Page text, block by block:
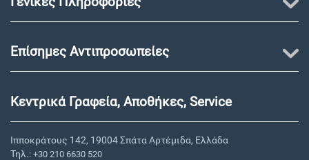
Επίσημες Αντιπροσωπείες
Κεντρικά Γραφεία, Αποθήκες, Service
Ιπποκράτους 142, 19004 Σπάτα Αρτέμιδα, Ελλάδα
Τηλ.: +30 210 6630 520